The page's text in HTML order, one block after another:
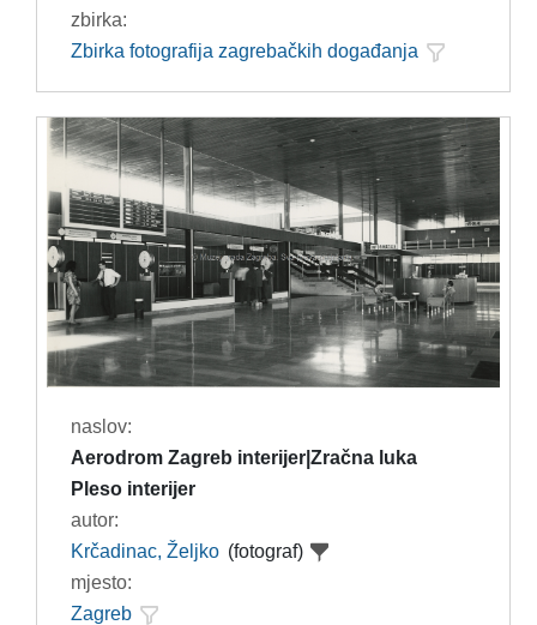
zbirka:
Zbirka fotografija zagrebačkih događanja
naslov:
Aerodrom Zagreb interijer|Zračna luka
Pleso interijer
autor:
Krčadinac, Željko (fotograf)
mjesto:
Zagreb